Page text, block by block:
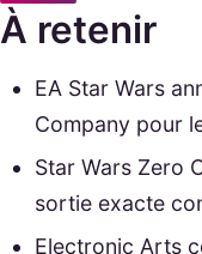
À retenir
EA Star Wars
Company pour
Star Wars Zero
sortie exacte
Electronic Arts